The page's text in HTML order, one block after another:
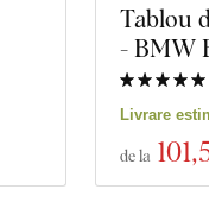
Tablou
- BMW
Livrare
de la 101